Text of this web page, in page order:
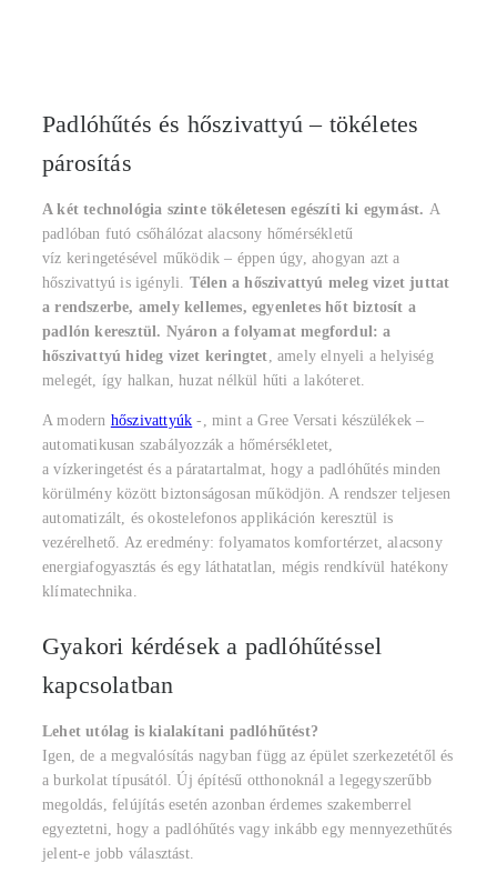
Padlóhűtés és hőszivattyú – tökéletes
párosítás
A két technológia szinte tökéletesen egészíti ki egymást. A
padlóban futó csőhálózat alacsony hőmérsékletű
víz keringetésével működik – éppen úgy, ahogyan azt a
hőszivattyú is igényli. Télen a hőszivattyú meleg vizet juttat
a rendszerbe, amely kellemes, egyenletes hőt biztosít a
padlón keresztül. Nyáron a folyamat megfordul: a
hőszivattyú hideg vizet keringtet, amely elnyeli a helyiség
melegét, így halkan, huzat nélkül hűti a lakóteret.
A modern hőszivattyúk -, mint a Gree Versati készülékek –
automatikusan szabályozzák a hőmérsékletet,
a vízkeringetést és a páratartalmat, hogy a padlóhűtés minden
körülmény között biztonságosan működjön. A rendszer teljesen
automatizált, és okostelefonos applikáción keresztül is
vezérelhető. Az eredmény: folyamatos komfortérzet, alacsony
energiafogyasztás és egy láthatatlan, mégis rendkívül hatékony
klímatechnika.
Gyakori kérdések a padlóhűtéssel
kapcsolatban
Lehet utólag is kialakítani padlóhűtést?
Igen, de a megvalósítás nagyban függ az épület szerkezetétől és
a burkolat típusától. Új építésű otthonoknál a legegyszerűbb
megoldás, felújítás esetén azonban érdemes szakemberrel
egyeztetni, hogy a padlóhűtés vagy inkább egy mennyezethűtés
jelent-e jobb választást.